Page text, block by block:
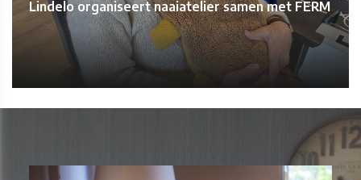
Lindelo organiseert naaiatelier samen met FERM